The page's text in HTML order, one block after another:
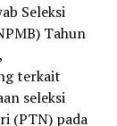
Seleksi
Tahun
terkait
seleksi
(PTN) pada